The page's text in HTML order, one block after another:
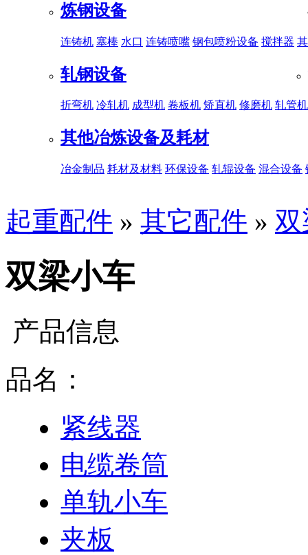
炼钢设备
连铸机 塞棒 水口 连铸喷嘴 钢包喷粉设备 搅拌器
轧钢设备
折弯机 冷轧机 成型机 卷板机 矫直机 修磨机 轧管机
其他冶炼设备及耗材
冶金制品 耗材及材料 环保设备 轧辊设备 混合设备
起重配件 » 其它配件 »
双梁小车
产品信息
品名：
紧线器
电缆卷筒
单轨小车
夹板